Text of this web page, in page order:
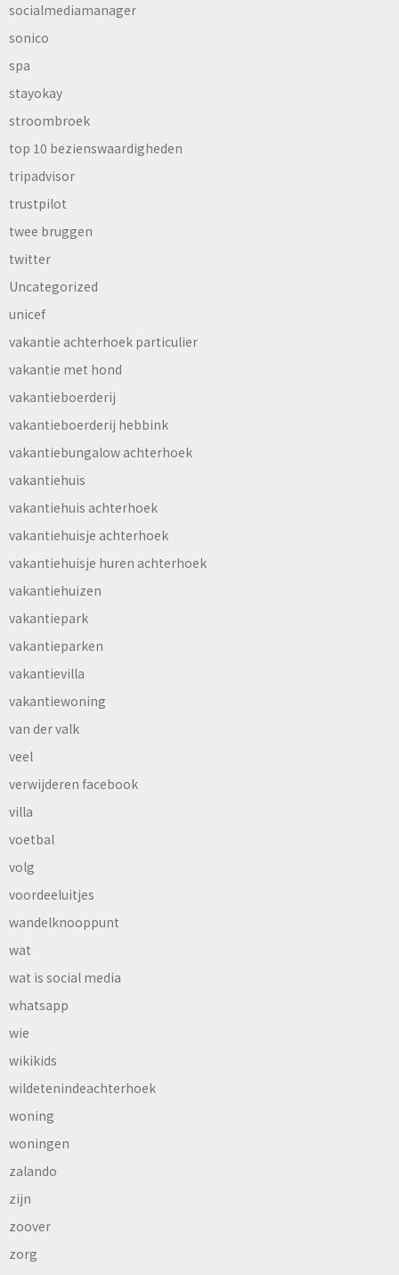
socialmediamanager
sonico
spa
stayokay
stroombroek
top 10 bezienswaardigheden
tripadvisor
trustpilot
twee bruggen
twitter
Uncategorized
unicef
vakantie achterhoek particulier
vakantie met hond
vakantieboerderij
vakantieboerderij hebbink
vakantiebungalow achterhoek
vakantiehuis
vakantiehuis achterhoek
vakantiehuisje achterhoek
vakantiehuisje huren achterhoek
vakantiehuizen
vakantiepark
vakantieparken
vakantievilla
vakantiewoning
van der valk
veel
verwijderen facebook
villa
voetbal
volg
voordeeluitjes
wandelknooppunt
wat
wat is social media
whatsapp
wie
wikikids
wildetenindeachterhoek
woning
woningen
zalando
zijn
zoover
zorg